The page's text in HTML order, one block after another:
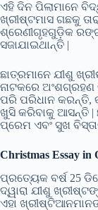
ଏହି ଦିନ ପିଲାମାନେ
ଖ୍ରୀଷ୍ଟମାସ ଗଛକୁ
ଶ୍ରେଣୀଗୃହଗୁଡ଼ିକ
ସଜାଯାଇଥାନ୍ତି |
ଛାତ୍ରମାନେ ଯୀଶୁ
ନାଟକରେ
ପରି ପରିଧାନ କରନ୍ତି,
ଖୁସି କରିବାକୁ ଆସନ୍ତି |
ପ୍ରେମ ଏବଂ ସୁଖ
Christmas Essay in
ପ୍ରତ୍ୟେକ ବର୍ଷ 25
ଦ୍ୱାରା ଯୀଶୁ
ଏହା